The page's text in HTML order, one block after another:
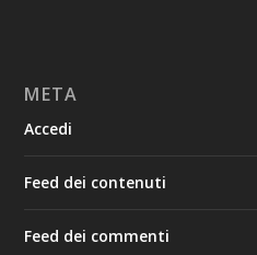
META
Accedi
Feed dei contenuti
Feed dei commenti